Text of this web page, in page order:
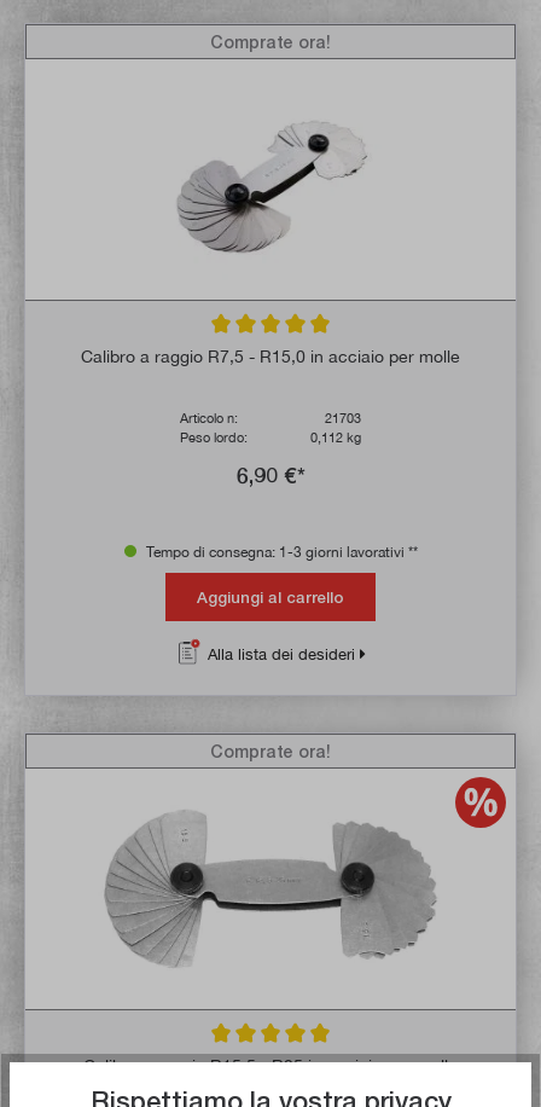
Valutazione media di 5 su 5 stelle
Calibro a raggio R7,5 - R15,0 in acciaio per molle
Articolo n:
21703
Peso lordo:
0,112 kg
6,90 €*
Comprate ora!
Tempo di consegna: 1-3 giorni lavorativi **
Aggiungi al carrello
Alla lista dei desideri
Valutazione media di 5 su 5 stelle
Calibro a raggio R15,5 - R25 in acciaio per molle
Comprate ora!